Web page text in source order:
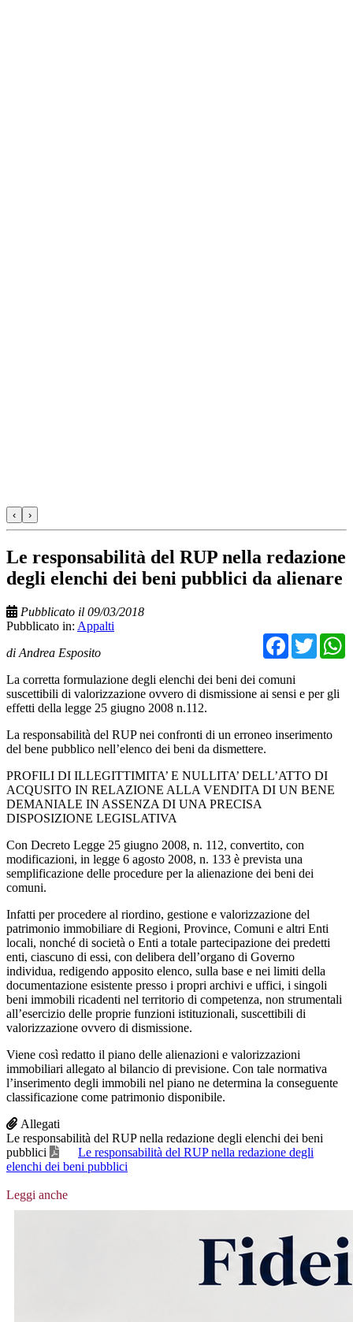
‹ ›
Le responsabilità del RUP nella redazione
degli elenchi dei beni pubblici da alienare
Pubblicato il 09/03/2018
Pubblicato in: Appalti
di Andrea Esposito
La corretta formulazione degli elenchi dei beni dei comuni
suscettibili di valorizzazione ovvero di dismissione ai sensi e per gli
effetti della legge 25 giugno 2008 n.112.
La responsabilità del RUP nei confronti di un erroneo inserimento
del bene pubblico nell’elenco dei beni da dismettere.
PROFILI DI ILLEGITTIMITA’ E NULLITA’ DELL’ATTO DI
ACQUSITO IN RELAZIONE ALLA VENDITA DI UN BENE
DEMANIALE IN ASSENZA DI UNA PRECISA
DISPOSIZIONE LEGISLATIVA
Con Decreto Legge 25 giugno 2008, n. 112, convertito, con
modificazioni, in legge 6 agosto 2008, n. 133 è prevista una
semplificazione delle procedure per la alienazione dei beni dei
comuni.
Infatti per procedere al riordino, gestione e valorizzazione del
patrimonio immobiliare di Regioni, Province, Comuni e altri Enti
locali, nonché di società o Enti a totale partecipazione dei predetti
enti, ciascuno di essi, con delibera dell’organo di Governo
individua, redigendo apposito elenco, sulla base e nei limiti della
documentazione esistente presso i propri archivi e uffici, i singoli
beni immobili ricadenti nel territorio di competenza, non strumentali
all’esercizio delle proprie funzioni istituzionali, suscettibili di
valorizzazione ovvero di dismissione.
Viene così redatto il piano delle alienazioni e valorizzazioni
immobiliari allegato al bilancio di previsione. Con tale normativa
l’inserimento degli immobili nel piano ne determina la conseguente
classificazione come patrimonio disponibile.
Allegati
Le responsabilità del RUP nella redazione degli elenchi dei beni
pubblici
Le responsabilità del RUP nella redazione degli
elenchi dei beni pubblici
Leggi anche